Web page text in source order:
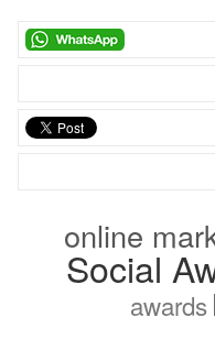
online
Social
awards